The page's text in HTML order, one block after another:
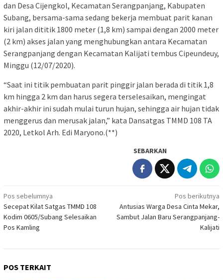
dan Desa Cijengkol, Kecamatan Serangpanjang, Kabupaten
Subang, bersama-sama sedang bekerja membuat parit kanan
kiri jalan dititik 1800 meter (1,8 km) sampai dengan 2000 meter
(2 km) akses jalan yang menghubungkan antara Kecamatan
Serangpanjang dengan Kecamatan Kalijati tembus Cipeundeuy,
Minggu (12/07/2020).
“Saat ini titik pembuatan parit pinggir jalan berada di titik 1,8
km hingga 2 km dan harus segera terselesaikan, mengingat
akhir-akhir ini sudah mulai turun hujan, sehingga air hujan tidak
menggerus dan merusak jalan,” kata Dansatgas TMMD 108 TA
2020, Letkol Arh. Edi Maryono.(**)
SEBARKAN
Navigasi
pos
Pos sebelumnya
Secepat Kilat Satgas TMMD 108
Kodim 0605/Subang Selesaikan
Pos Kamling
Pos berikutnya
Antusias Warga Desa Cinta Mekar,
Sambut Jalan Baru Serangpanjang-
Kalijati
POS TERKAIT